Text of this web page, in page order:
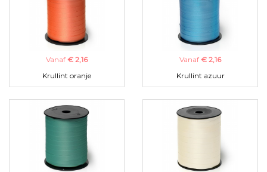
Vanaf € 2,16
Krullint oranje
Vanaf € 2,16
Krullint azuur